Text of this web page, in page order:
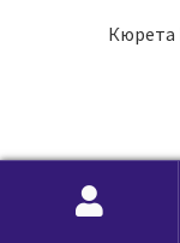
Кюрета